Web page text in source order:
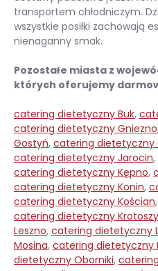
transportem chłodniczym.
wszystkie posiłki zachowają
nienaganny smak.
Pozostałe miasta z
których oferujemy
catering dietetyczny Buk,
catering dietetyczny Gniezno
Gostyń, catering dietetyczny
catering dietetyczny Jarocin,
catering dietetyczny Kępno,
catering dietetyczny Konin,
catering dietetyczny Kościan,
catering dietetyczny
Leszno, catering dietetyczny
Mosina, catering dietetyczny
dietetyczny Oborniki,